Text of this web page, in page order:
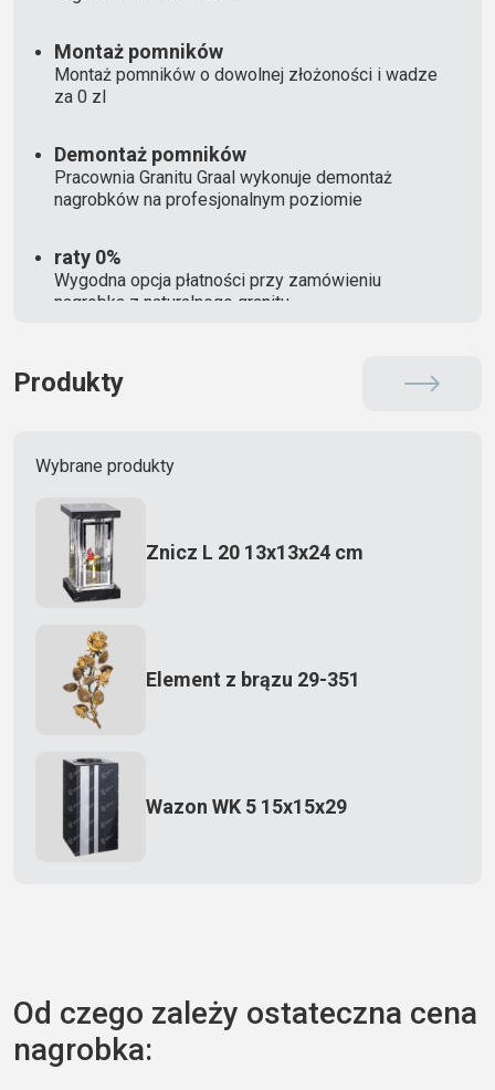
Montaż pomników
Montaż pomników o dowolnej złożoności i wadze
za 0 zl
Demontaż pomników
Pracownia Granitu Graal wykonuje demontaż
nagrobków na profesjonalnym poziomie
raty 0%
Wygodna opcja płatności przy zamówieniu
nagrobka z naturalnego granitu
Produkty
Wybrane produkty
Znicz L 20 13x13x24 cm
Element z brązu 29-351
Wazon WK 5 15x15x29
Książka 2
Od czego zależy ostateczna cena
nagrobka: